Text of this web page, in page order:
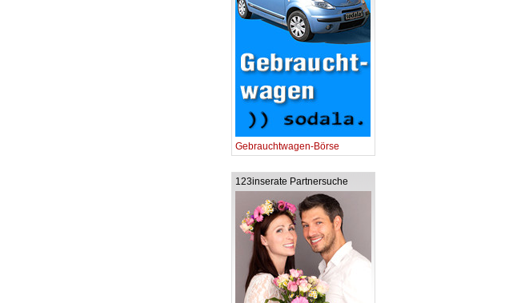
Gebrauchtwagen-Börse
123inserate Partnersuche